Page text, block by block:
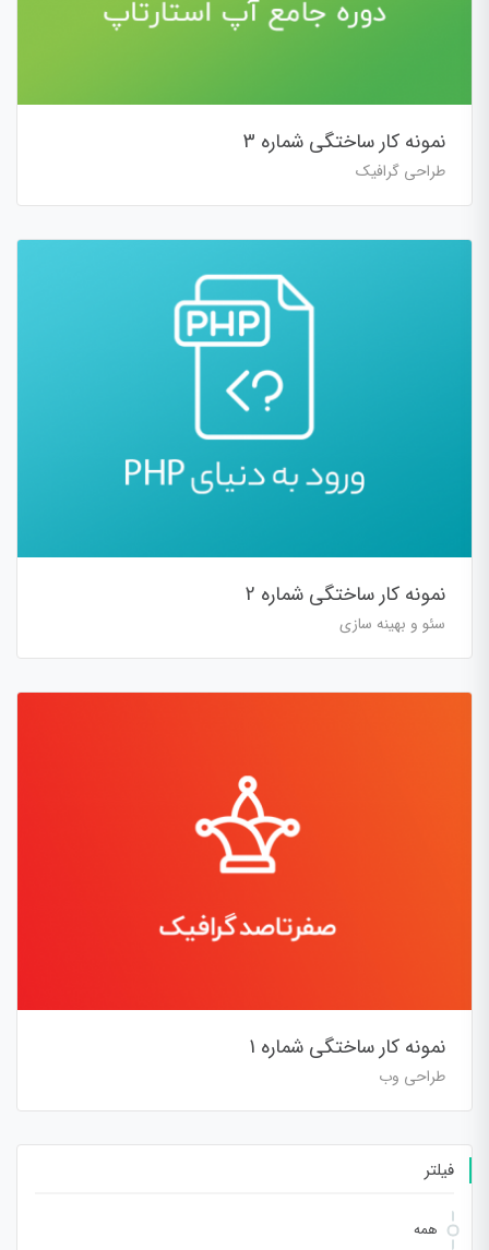
نمونه کار ساختگی شماره 3
طراحی گرافیک
نمونه کار ساختگی شماره 2
سئو و بهینه سازی
نمونه کار ساختگی شماره 1
طراحی وب
فیلتر
همه